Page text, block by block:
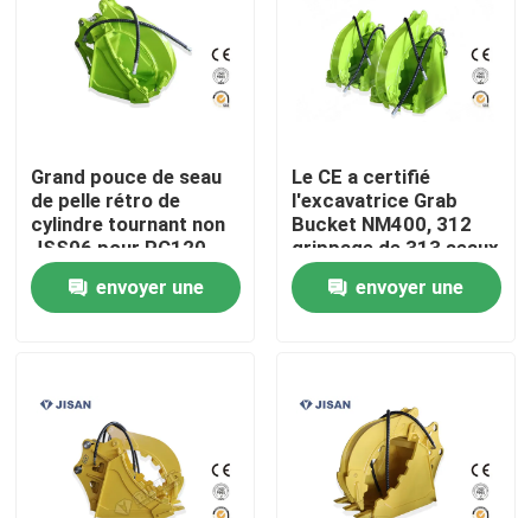
Produits
Au sujet de nous
Grand pouce de seau
de pelle rétro de
cylindre tournant non
JSS06 pour PC120
PC160
envoyer une
Le CE a certifié
l'excavatrice Grab
Bucket NM400, 312
grippage de 313 seaux
pour l'excavatrice
envoyer une